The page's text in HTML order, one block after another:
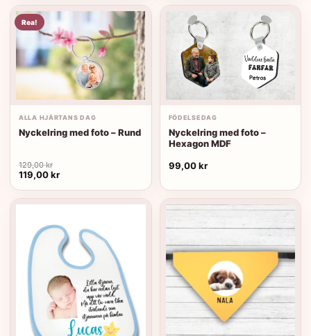
var:
129,00 kr.
Rea!
ALLA HJÄRTANS DAG
Nyckelring med foto – Rund
129,00kr
Det
ursprungliga
priset
var:
119,00krDet
priset
FÖDELSEDAG
Nyckelring med foto –
Hexagon MDF
99,00kr